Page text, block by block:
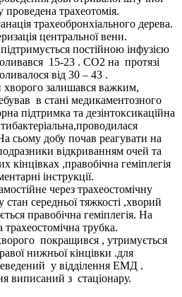
проведена трахеотомія.
трахеобронхіального дерева.
центральної вени.
постійною інфузією
15-23 . CO2 на протязі
від 30 – 43 .
залишався важким,
в стані медикаментозного
підтримка та дезінтоксикаційна
сьому добу почав реагувати на
відкриванням очей та
кінцівках ,правобічна геміплегія
інструкції.
через трахеостомічну
середньої тяжкості ,хворий
правобічна геміплегія. На
трубка.
покращився , утримується
нижньої кінцівки .для
у відділення ЕМД .
виписаний з стаціонару.